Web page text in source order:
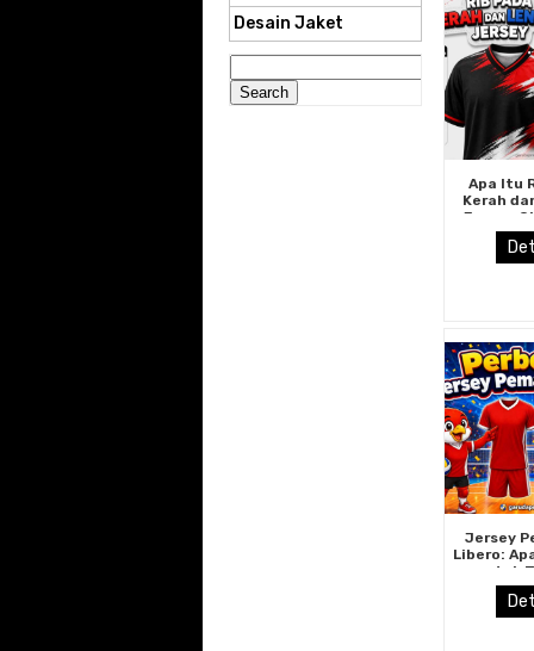
Apa Itu
Kerah
Jersey
Jangan
Jersey
Libero:
untuk
Desain Jaket
for: